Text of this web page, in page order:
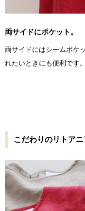
両サイドにポケット。
両サイドにはシームポケ
れたいときにも便利です。
こだわりのリトアニ